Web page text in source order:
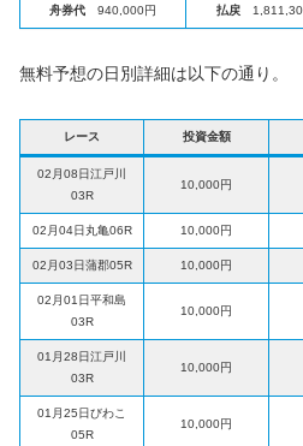
舟券代 940,000円 払戻
無料予想の日別詳細は以下の通り。
レース 投資金額
02月08日江戸川
03R
10,000円
02月04日丸亀06R 10,000円
02月03日蒲郡05R 10,000円
02月01日平和島
03R
10,000円
01月28日江戸川
03R
10,000円
01月25日びわこ
05R
10,000円